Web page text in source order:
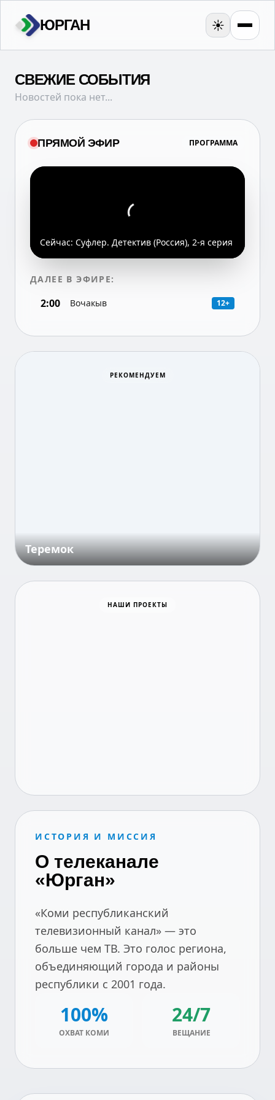
ЮРГАН ☀️
СВЕЖИЕ СОБЫТИЯ
Новостей пока нет...
ПРЯМОЙ ЭФИР ПРОГРАММА
Сейчас: Суфлер. Детектив (Россия), 2-я серия
ДАЛЕЕ В ЭФИРЕ:
2:00 Вочакыв 12+
РЕКОМЕНДУЕМ
Теремок
НАШИ ПРОЕКТЫ
Всё для победы
ИСТОРИЯ И МИССИЯ
О телеканале
«Юрган»
«Коми республиканский
телевизионный канал» — это
больше чем ТВ. Это голос региона,
объединяющий города и районы
республики с 2001 года.
100%
ОХВАТ КОМИ
24/7
ВЕЩАНИЕ